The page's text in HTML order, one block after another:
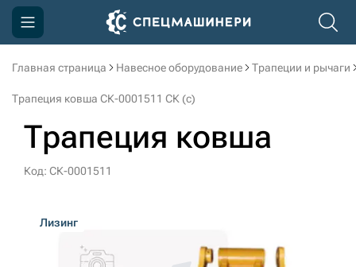
Главная страница Навесное оборудование Трапеции и рычаги
Трапеция ковша СК-0001511 СК (c)
Трапеция ковша
Код: СК-0001511
Лизинг
Компания
Доставка и оплата
Информация
3D тур по производству